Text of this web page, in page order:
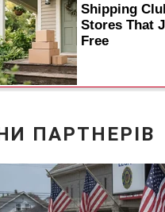
на сайті Фотобанк